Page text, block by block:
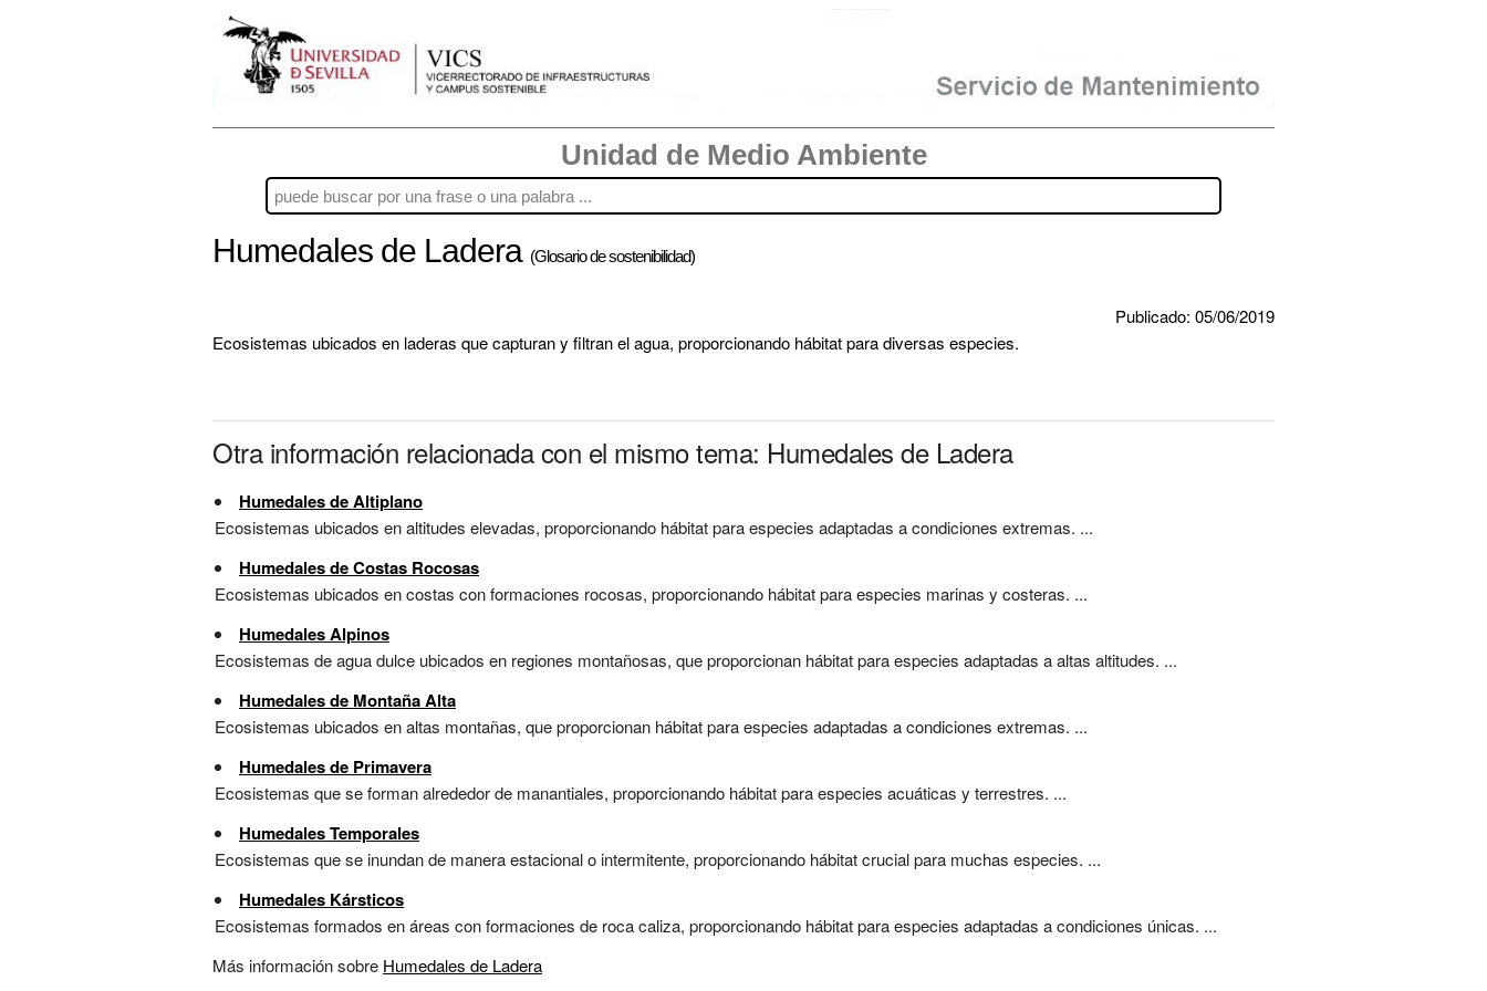
Unidad de Medio Ambiente
Humedales de Ladera (Glosario de sostenibilidad)
Publicado: 05/06/2019
Ecosistemas ubicados en laderas que capturan y filtran el agua, proporcionando hábitat para diversas especies.
Otra información relacionada con el mismo tema: Humedales de Ladera
Humedales de Altiplano
Ecosistemas ubicados en altitudes elevadas, proporcionando hábitat para especies adaptadas a condiciones extremas. ...
Humedales de Costas Rocosas
Ecosistemas ubicados en costas con formaciones rocosas, proporcionando hábitat para especies marinas y costeras. ...
Humedales Alpinos
Ecosistemas de agua dulce ubicados en regiones montañosas, que proporcionan hábitat para especies adaptadas a altas altitudes. ...
Humedales de Montaña Alta
Ecosistemas ubicados en altas montañas, que proporcionan hábitat para especies adaptadas a condiciones extremas. ...
Humedales de Primavera
Ecosistemas que se forman alrededor de manantiales, proporcionando hábitat para especies acuáticas y terrestres. ...
Humedales Temporales
Ecosistemas que se inundan de manera estacional o intermitente, proporcionando hábitat crucial para muchas especies. ...
Humedales Kársticos
Ecosistemas formados en áreas con formaciones de roca caliza, proporcionando hábitat para especies adaptadas a condiciones únicas. ...
Más información sobre Humedales de Ladera